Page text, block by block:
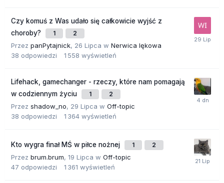
Czy komuś z Was udało się całkowicie wyjść z
choroby?
1 2
Przez panPytajnick, 26 Lipca w Nerwica lękowa
38 odpowiedzi 1 558 wyświetleń
Lifehack, gamechanger - rzeczy, które nam pomagają
w codziennym życiu
1 2
Przez shadow_no, 29 Lipca w Off-topic
38 odpowiedzi 1 364 wyświetleń
Kto wygra finał MŚ w piłce nożnej 1 2
Przez brum.brum, 19 Lipca w Off-topic
47 odpowiedzi 1 361 wyświetleń